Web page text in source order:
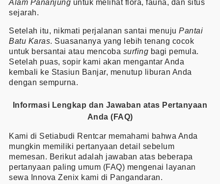
Alam Pananjung untuk melihat flora, fauna, dan situs
sejarah.
Setelah itu, nikmati perjalanan santai menuju Pantai
Batu Karas. Suasananya yang lebih tenang cocok
untuk bersantai atau mencoba surfing bagi pemula.
Setelah puas, sopir kami akan mengantar Anda
kembali ke Stasiun Banjar, menutup liburan Anda
dengan sempurna.
Informasi Lengkap dan Jawaban atas Pertanyaan
Anda (FAQ)
Kami di Setiabudi Rentcar memahami bahwa Anda
mungkin memiliki pertanyaan detail sebelum
memesan. Berikut adalah jawaban atas beberapa
pertanyaan paling umum (FAQ) mengenai layanan
sewa Innova Zenix kami di Pangandaran.